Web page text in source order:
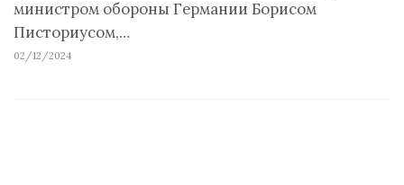
министром обороны Германии Борисом
Писториусом,…
02/12/2024